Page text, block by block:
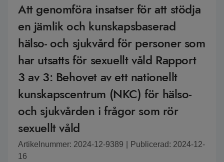
Att genomföra insatser för att stödja
en jämlik och kunskapsbaserad
hälso- och sjukvård för personer som
har utsatts för sexuellt våld Rapport
3 av 3: Behovet av ett nationellt
kunskapscentrum (NKC) för hälso-
och sjukvården i frågor som rör
sexuellt våld
Artikelnummer: 2024-12-9389
Publicerad: 2024-12-
16